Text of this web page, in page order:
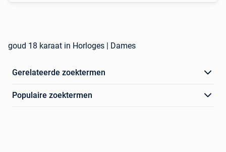
goud 18 karaat in Horloges | Dames
Gerelateerde zoektermen
Populaire zoektermen